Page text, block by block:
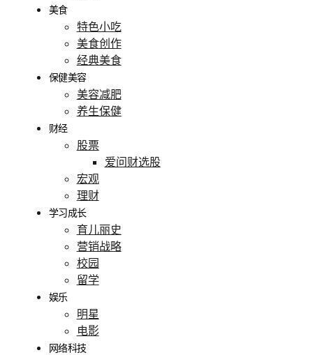
美食
特色小吃
美食创作
经典美食
保健美容
美容减肥
养生保健
财经
股票
爱问财选股
宏观
理财
学习成长
育儿丽史
营销战略
校园
留学
娱乐
明星
电影
网络科技